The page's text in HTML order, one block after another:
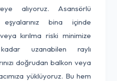
alıyoruz. Asansörlü
bina içinde
kırılma riski minimize
uzanabilen raylı
doğrudan balkon veya
yüklüyoruz. Bu hem